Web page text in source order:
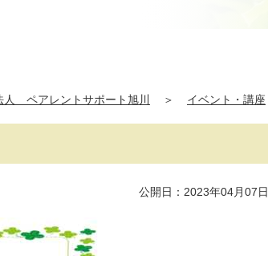
人 ペアレントサポート旭川 ＞ イベント・講座
公開日：2023年04月07